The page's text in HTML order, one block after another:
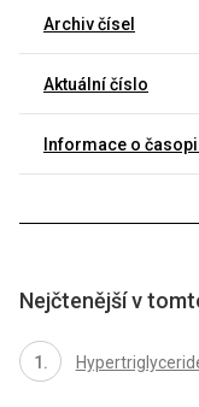
Archiv čísel
Aktuální číslo
Informace o
Nejčtenější v